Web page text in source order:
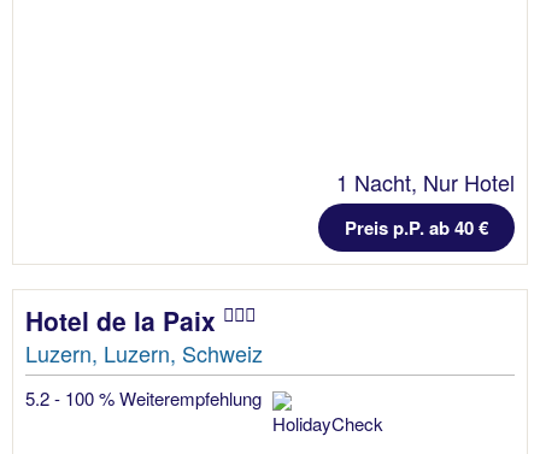
1 Nacht, Nur Hotel
Preis p.P. ab 40 €
Hotel de la Paix
Luzern, Luzern, Schweiz
5.2 - 100 % Weiterempfehlung